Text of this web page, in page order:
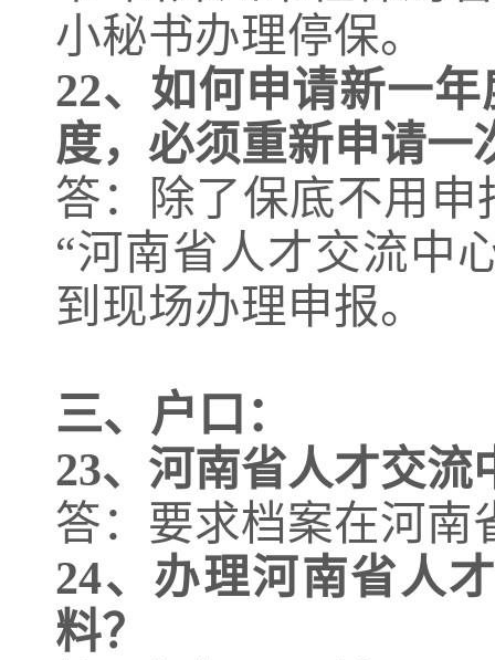
小秘书办理停保。
22、 如何申请新一
度，必须重新申请一
答：除了保底不用
“河南省人才交流中
到现场办理申报。
三、 户口：
23、 河南省人才交流
答：要求档案在河南
24、 办理河南省人
料？